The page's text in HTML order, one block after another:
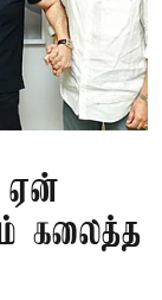
ஏன்
கலைத்த